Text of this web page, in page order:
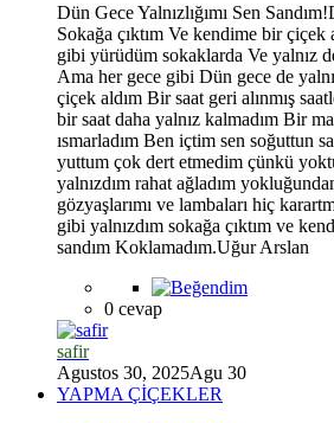
Dün Gece Yalnızlığımı Sen
Sokağa çıktım Ve kendime bir çiçek
gibi yürüdüm sokaklarda Ve yalnız
Ama her gece gibi Dün gece de
çiçek aldım Bir saat geri alınmış
bir saat daha yalnız kalmadım Bir
ısmarladım Ben içtim sen soğuttun
yuttum çok dert etmedim çünkü
yalnızdım rahat ağladım
gözyaşlarımı ve lambaları hiç
gibi yalnızdım sokağa çıktım ve
sandım Koklamadım.Uğur Arslan
0 cevap
safir
Agustos 30, 2025Agu 30
YAPMA ÇİÇEKLER
*